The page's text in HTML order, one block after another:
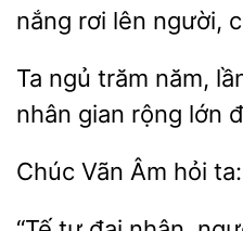
lên người,
trăm năm,
nhân gian rộng lớn
Vãn ta: